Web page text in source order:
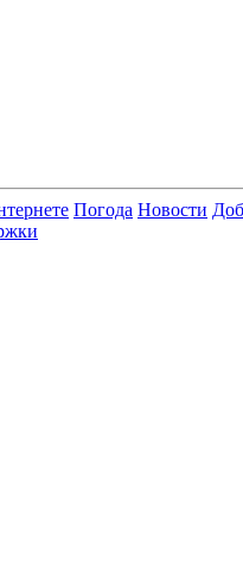
Погода Новости